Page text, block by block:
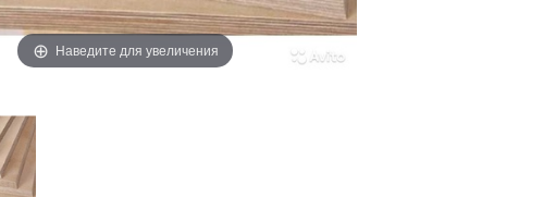
Наведите для увеличения